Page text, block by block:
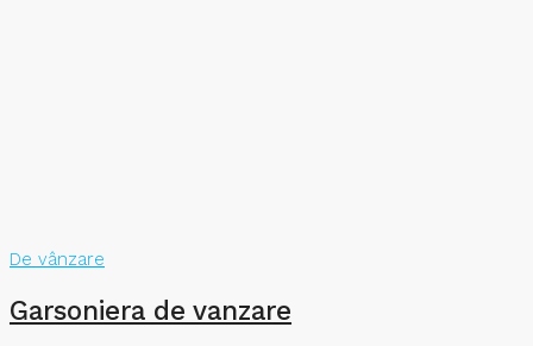
De vânzare
Garsoniera de vanzare